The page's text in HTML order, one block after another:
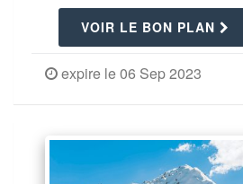
VOIR LE BON PLAN
expire le 06 Sep 2023